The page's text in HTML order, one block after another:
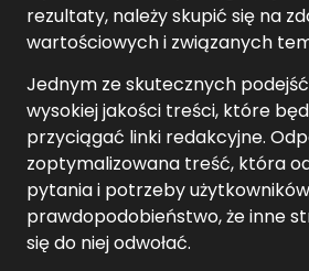
rezultaty, należy skupić się na
wartościowych i związanych
Jednym ze skutecznych
wysokiej jakości treści, które
przyciągać linki redakcyjne.
zoptymalizowana treść, która
pytania i potrzeby
prawdopodobieństwo, że inne
się do niej odwołać.